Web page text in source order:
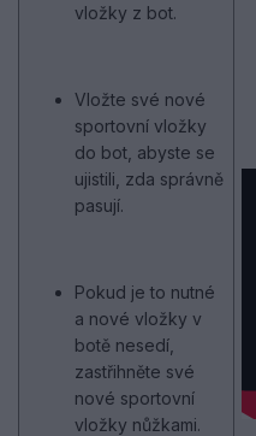
vložky z bot.
Vložte své nové
sportovní vložky
do bot, abyste se
ujistili, zda správně
pasují.
Pokud je to nutné
a nové vložky v
botě nesedí,
zastřihněte své
nové sportovní
vložky nůžkami.